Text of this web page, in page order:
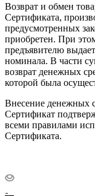
Возврат и обмен
Сертификата,
предусмотренных
приобретен. При
предъявителю
номинала. В части
возврат денежных
которой была
Внесение денежных
Сертификат
всеми правилами
Сертификата.